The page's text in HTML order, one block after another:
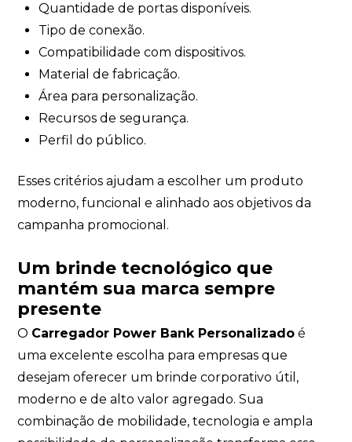
Quantidade de portas disponíveis.
Tipo de conexão.
Compatibilidade com dispositivos.
Material de fabricação.
Área para personalização.
Recursos de segurança.
Perfil do público.
Esses critérios ajudam a escolher um produto
moderno, funcional e alinhado aos objetivos da
campanha promocional.
Um brinde tecnológico que
mantém sua marca sempre
presente
O Carregador Power Bank Personalizado é
uma excelente escolha para empresas que
desejam oferecer um brinde corporativo útil,
moderno e de alto valor agregado. Sua
combinação de mobilidade, tecnologia e ampla